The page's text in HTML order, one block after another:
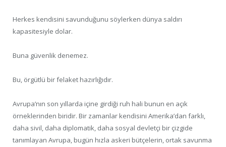
Herkes kendisini savunduğunu söylerken dünya saldırı
kapasitesiyle dolar.
Buna güvenlik denemez.
Bu, örgütlü bir felaket hazırlığıdır.
Avrupa’nın son yıllarda içine girdiği ruh hali bunun en açık
örneklerinden biridir. Bir zamanlar kendisini Amerika’dan farklı,
daha sivil, daha diplomatik, daha sosyal devletçi bir çizgide
tanımlayan Avrupa, bugün hızla askeri bütçelerin, ortak savunma